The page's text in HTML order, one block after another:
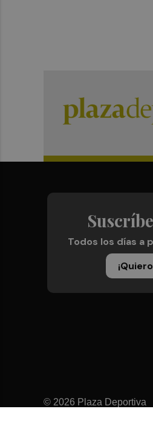
Todos los días a
© 2026 Plaza Deportiva